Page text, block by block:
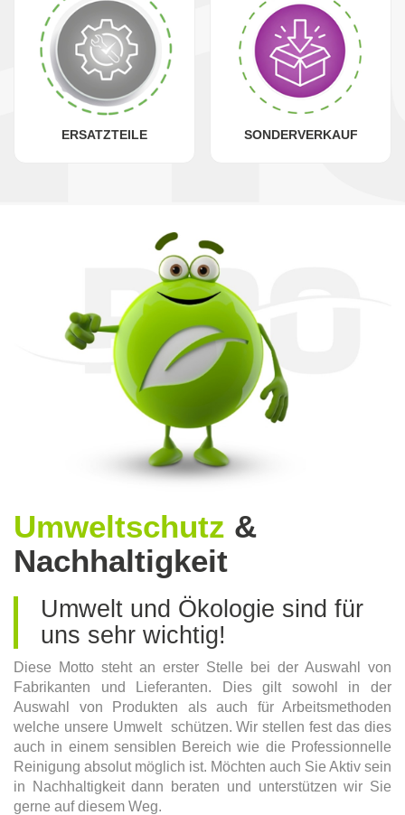
ERSATZTEILE SONDERVERKAUF
Umweltschutz &
Nachhaltigkeit
Umwelt und Ökologie sind für
uns sehr wichtig!
Diese Motto steht an erster Stelle bei der Auswahl von
Fabrikanten und Lieferanten. Dies gilt sowohl in der
Auswahl von Produkten als auch für Arbeitsmethoden
welche unsere Umwelt schützen. Wir stellen fest das dies
auch in einem sensiblen Bereich wie die Professionnelle
Reinigung absolut möglich ist. Möchten auch Sie Aktiv sein
in Nachhaltigkeit dann beraten und unterstützen wir Sie
gerne auf diesem Weg.